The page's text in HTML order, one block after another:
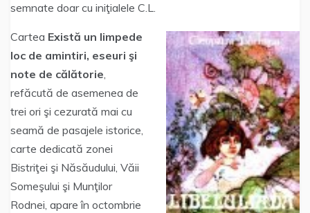
semnate doar cu iniţialele C.L.
Cartea Există un limpede
loc de amintiri, eseuri şi
note de călătorie,
refăcută de asemenea de
trei ori şi cezurată mai cu
seamă de pasajele istorice,
carte dedicată zonei
Bistriţei şi Năsăudului, Văii
Someşului şi Munţilor
Rodnei, apare în octombrie